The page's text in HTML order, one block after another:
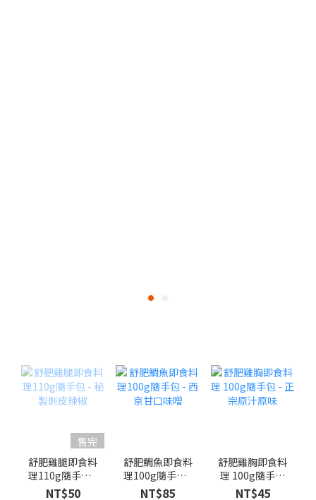
售完
舒肥雞腿即食料
理110g隨手包 -
秘製剝皮辣椒
NT$50
舒肥鯛魚即食料
理100g隨手包 -
西京甘口味噌
NT$85
舒肥雞胸即食料
理 100g隨手包
- 正宗原汁原味
NT$45